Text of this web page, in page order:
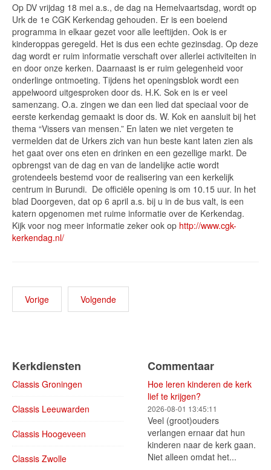
Op DV vrijdag 18 mei a.s., de dag na Hemelvaartsdag, wordt op
Urk de 1e CGK Kerkendag gehouden. Er is een boeiend
programma in elkaar gezet voor alle leeftijden. Ook is er
kinderoppas geregeld. Het is dus een echte gezinsdag. Op deze
dag wordt er ruim informatie verschaft over allerlei activiteiten in
en door onze kerken. Daarnaast is er ruim gelegenheid voor
onderlinge ontmoeting. Tijdens het openingsblok wordt een
appelwoord uitgesproken door ds. H.K. Sok en is er veel
samenzang. O.a. zingen we dan een lied dat speciaal voor de
eerste kerkendag gemaakt is door ds. W. Kok en aansluit bij het
thema “Vissers van mensen.” En laten we niet vergeten te
vermelden dat de Urkers zich van hun beste kant laten zien als
het gaat over ons eten en drinken en een gezellige markt. De
opbrengst van de dag en van de landelijke actie wordt
grotendeels bestemd voor de realisering van een kerkelijk
centrum in Burundi. De officiële opening is om 10.15 uur. In het
blad Doorgeven, dat op 6 april a.s. bij u in de bus valt, is een
katern opgenomen met ruime informatie over de Kerkendag.
Kijk voor nog meer informatie zeker ook op http://www.cgk-
kerkendag.nl/
Vorige Volgende
Kerkdiensten
Classis Groningen
Classis Leeuwarden
Classis Hoogeveen
Classis Zwolle
Commentaar
Hoe leren kinderen de kerk
lief te krijgen?
2026-08-01 13:45:11
Veel (groot)ouders
verlangen ernaar dat hun
kinderen naar de kerk gaan.
Niet alleen omdat het...